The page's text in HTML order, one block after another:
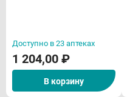
Доступно в 23 аптеках
1 204,00 ₽
В корзину